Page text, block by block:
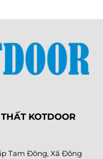
KOTDOOR
Tam Đông, Xã Đông